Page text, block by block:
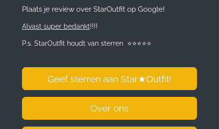
b
o
k
a
r
a
e
I
n
s
p
Plaats je review over StarOutfit op Google!
Alvast super bedankt!!!!
P.s. StarOutfit houdt van sterren ⭐️⭐️⭐️⭐️⭐️
Geef sterren aan Star★Outfit!
Over ons